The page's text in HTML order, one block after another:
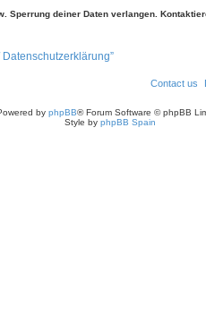
Sperrung deiner Daten verlangen.
Contact us
by phpBB® Forum Software © phpBB
Style by phpBB Spain